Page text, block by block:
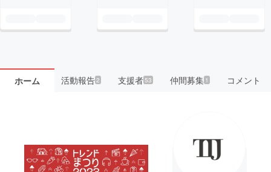
ホーム 活動報告2 支援者53 仲間募集 1 コメント